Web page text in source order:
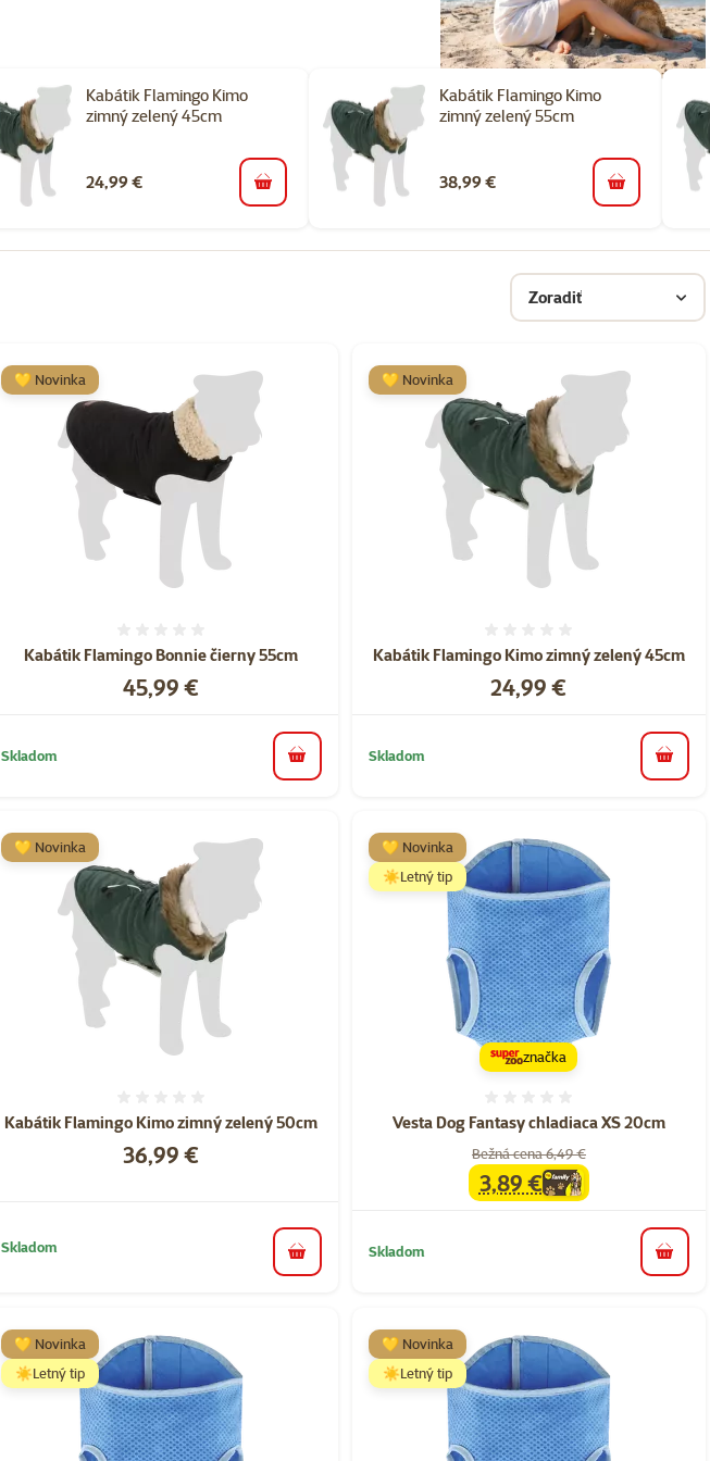
Kabátik Flamingo Kimo
zimný zelený 45cm
24,99 € do košíka
Kabátik Flamingo Kimo
zimný zelený 55cm
38,99 € do košíka
Zoradiť
Kabátik Flamingo Bonnie čierny 55cm
Cena
45,99 €
💛 Novinka
Skladom do košíka
Kabátik Flamingo Kimo zimný zelený 45cm
Cena
24,99 €
💛 Novinka
Skladom do
Kabátik Flamingo Kimo zimný zelený 50cm
Cena
36,99 €
💛 Novinka
Skladom
do košíka
Vesta Dog Fantasy chladiaca XS 20cm
Bežná cena 6,49 €
familycena
3,89 €
💛 Novinka
☀️Letný tip
značka
Skladom do
💛 Novinka
☀️Letný tip
💛 Novinka
☀️Letný tip